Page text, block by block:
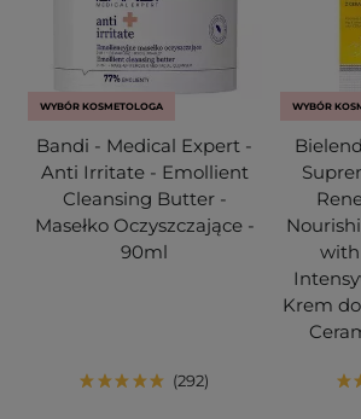
WYBÓR KOSMETOLOGA
Bandi - Medical Expert -
Anti Irritate - Emollient
Cleansing Butter -
Masełko Oczyszczające -
90ml
292
WYBÓR
with
Krem